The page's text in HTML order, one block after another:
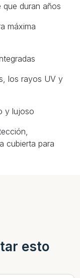
que duran años
máxima
los rayos UV y
y lujoso
cubierta para
esto